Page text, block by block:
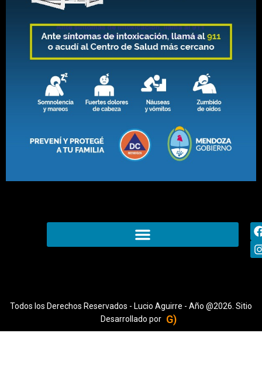
Todos los Derechos Reservados - Lucio Aguirre - Año @2026. Sitio
Desarrollado por G)